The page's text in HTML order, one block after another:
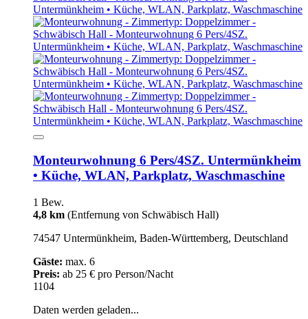
Monteurwohnung 6 Pers/4SZ. Untermünkheim
• Küche, WLAN, Parkplatz, Waschmaschine
1 Bew.
4,8 km (Entfernung von Schwäbisch Hall)
74547 Untermünkheim, Baden-Württemberg, Deutschland
Gäste: max. 6
Preis: ab 25 € pro Person/Nacht
1104
Daten werden geladen...